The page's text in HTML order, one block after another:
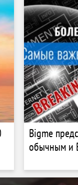
Bigme
обычным и